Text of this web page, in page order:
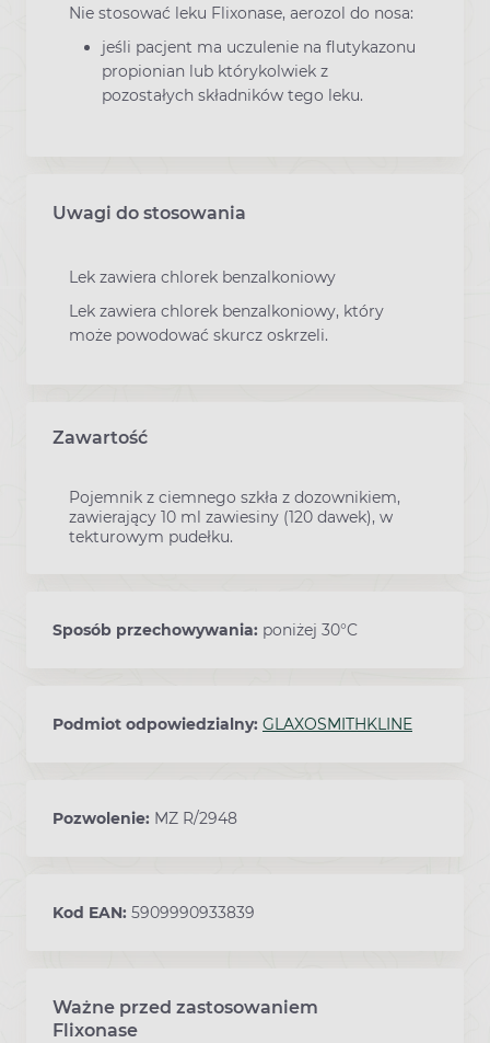
Nie stosować leku Flixonase, aerozol do nosa:
jeśli pacjent ma uczulenie na flutykazonu
propionian lub którykolwiek z
pozostałych składników tego leku.
Uwagi do stosowania
Lek zawiera chlorek benzalkoniowy
Lek zawiera chlorek benzalkoniowy, który
może powodować skurcz oskrzeli.
Zawartość
Pojemnik z ciemnego szkła z dozownikiem,
zawierający 10 ml zawiesiny (120 dawek), w
tekturowym pudełku.
Sposób przechowywania: poniżej 30°C
Podmiot odpowiedzialny: GLAXOSMITHKLINE
Pozwolenie: MZ R/2948
Kod EAN: 5909990933839
Ważne przed zastosowaniem
Ostrzeżenia dotyczące stosowania leku
Flixonase